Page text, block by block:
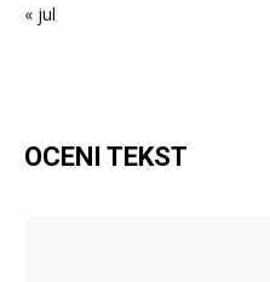
« jul
OCENI TEKST